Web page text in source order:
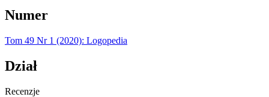
Numer
Tom 49 Nr 1 (2020): Logopedia
Dział
Recenzje